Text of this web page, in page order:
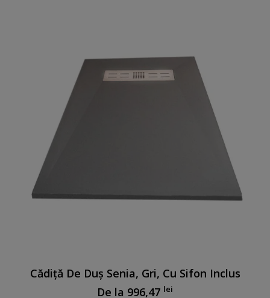
Cădiță De Duș Senia, Gri, Cu Sifon Inclus
De la 996,47 lei